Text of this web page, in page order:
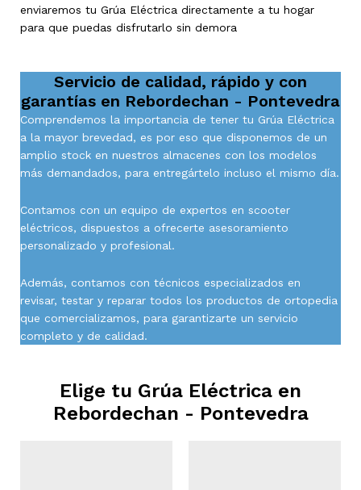
enviaremos tu Grúa Eléctrica directamente a tu hogar
para que puedas disfrutarlo sin demora
Servicio de calidad, rápido y con
garantías en Rebordechan - Pontevedra
Comprendemos la importancia de tener tu Grúa Eléctrica
a la mayor brevedad, es por eso que disponemos de un
amplio stock en nuestros almacenes con los modelos
más demandados, para entregártelo incluso el mismo día.
Contamos con un equipo de expertos en scooter
eléctricos, dispuestos a ofrecerte asesoramiento
personalizado y profesional.
Además, contamos con técnicos especializados en
revisar, testar y reparar todos los productos de ortopedia
que comercializamos, para garantizarte un servicio
completo y de calidad.
Elige tu Grúa Eléctrica en
Rebordechan - Pontevedra